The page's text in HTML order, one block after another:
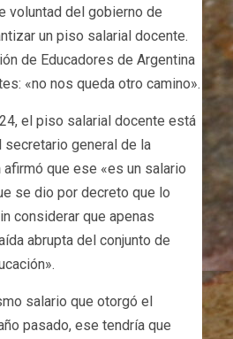
voluntad del gobierno de
un piso salarial docente.
de Educadores de Argentina
«no nos queda otro camino».
el piso salarial docente está
general de la
afirmó que ese «es un salario
se dio por decreto que lo
considerar que apenas
abrupta del conjunto de
salario que otorgó el
pasado, ese tendría que